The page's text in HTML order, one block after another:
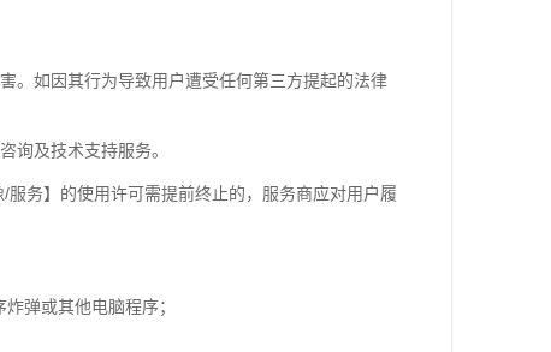
。如因其行为导致用户遭受任何第三方提起的法律
询及技术支持服务。
务】的使用许可需提前终止的，服务商应对用户履
弹或其他电脑程序；